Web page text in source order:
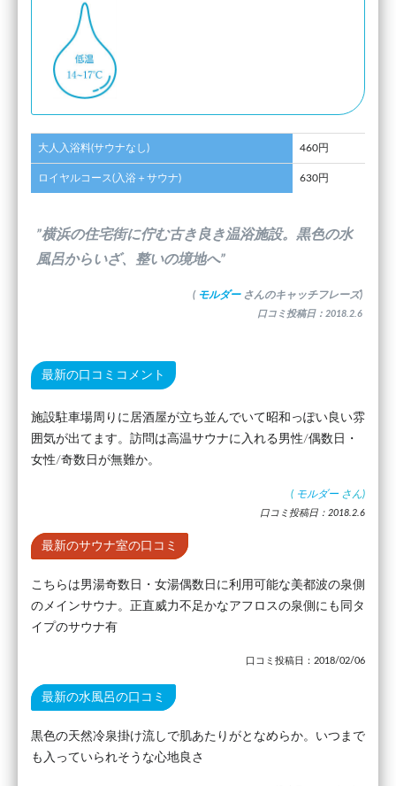
大人入浴料(サウナなし) 460円
ロイヤルコース(入浴＋サウナ) 630円
”横浜の住宅街に佇む古き良き温浴施設。黒色の水
風呂からいざ、整いの境地へ”
( モルダー さんのキャッチフレーズ)
口コミ投稿日：2018.2.6
最新の口コミコメント
施設駐車場周りに居酒屋が立ち並んでいて昭和っぽい良い雰
囲気が出てます。訪問は高温サウナに入れる男性/偶数日・
女性/奇数日が無難か。
( モルダー さん)
口コミ投稿日：2018.2.6
最新のサウナ室の口コミ
こちらは男湯奇数日・女湯偶数日に利用可能な美都波の泉側
のメインサウナ。正直威力不足かなアフロスの泉側にも同タ
イプのサウナ有
口コミ投稿日：2018/02/06
最新の水風呂の口コミ
黒色の天然冷泉掛け流しで肌あたりがとなめらか。いつまで
も入っていられそうな心地良さ